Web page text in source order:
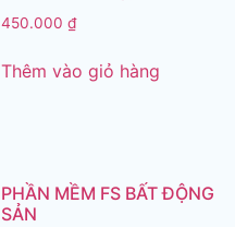
450.000 ₫
Thêm vào giỏ hàng
PHẦN MỀM FS BẤT ĐỘNG
SẢN